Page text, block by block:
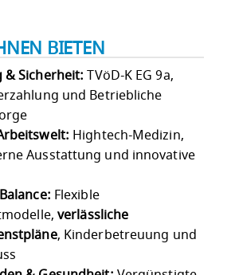
BIETEN
Sicherheit: TVöD-K EG 9a,
und Betriebliche
Hightech-Medizin,
Ausstattung und innovative
Flexible
verlässliche
, Kinderbetreuung und